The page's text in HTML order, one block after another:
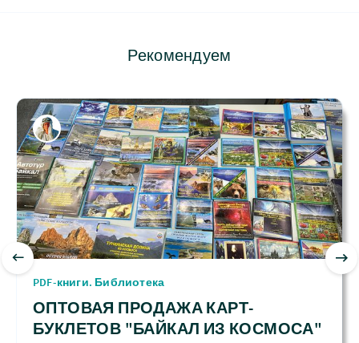
Рекомендуем
PDF-книги. Библиотека
ОПТОВАЯ ПРОДАЖА КАРТ-
БУКЛЕТОВ "БАЙКАЛ ИЗ КОСМОСА"